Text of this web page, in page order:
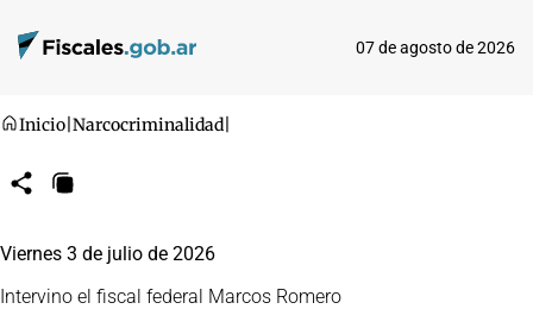
07 de agosto de 2026
Inicio Narcocriminalidad
CompartirCopiar
Viernes 3 de julio de 2026
Intervino el fiscal federal Marcos Romero